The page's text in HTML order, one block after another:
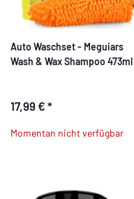
Auto Waschset - Meguiars
Wash & Wax Shampoo 473ml
17,99 € *
Momentan nicht verfügbar